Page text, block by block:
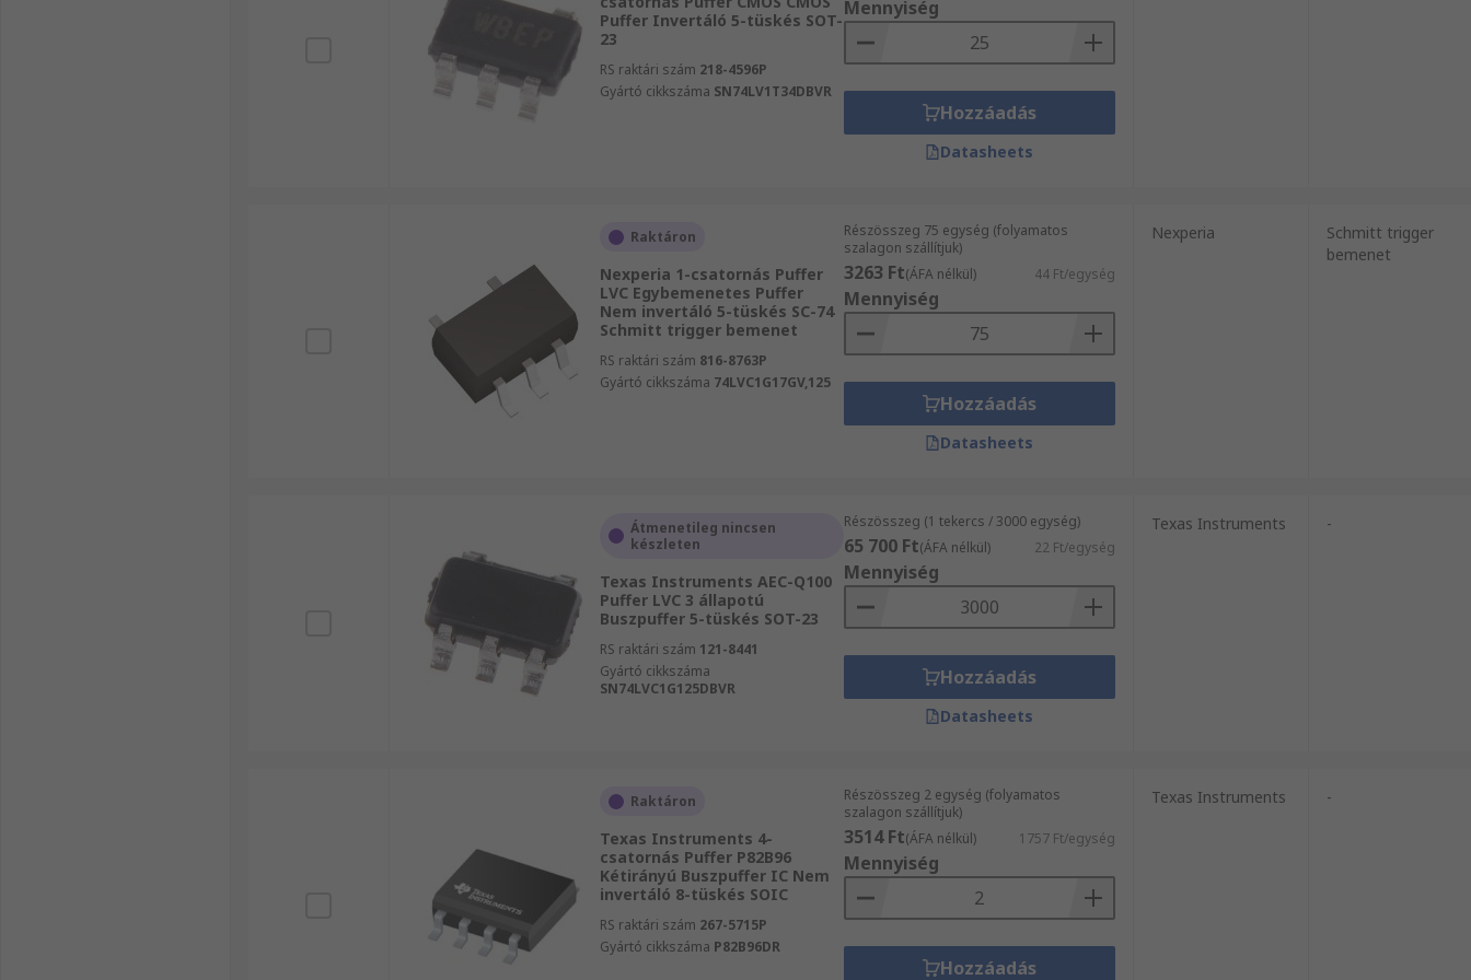
Puffer Invertáló 5-tüskés SOT-
23
RS raktári szám 218-4596P
Gyártó cikkszáma SN74LV1T34DBVR
Mennyiség
Hozzáadás
Datasheets
Raktáron
Nexperia 1-csatornás Puffer
LVC Egybemenetes Puffer
Nem invertáló 5-tüskés SC-74
Schmitt trigger bemenet
RS raktári szám 816-8763P
Gyártó cikkszáma 74LVC1G17GV,125
Részösszeg 75 egység (folyamatos
szalagon szállítjuk)
3263 Ft(ÁFA nélkül) 44 Ft/egység
Mennyiség
Hozzáadás
Datasheets
Nexperia
Schmitt trigger
bemenet
Átmenetileg nincsen
készleten
Texas Instruments AEC-Q100
Puffer LVC 3 állapotú
Buszpuffer 5-tüskés SOT-23
RS raktári szám 121-8441
Gyártó cikkszáma
SN74LVC1G125DBVR
Részösszeg (1 tekercs / 3000 egység)
65 700 Ft(ÁFA nélkül) 22 Ft/egység
Mennyiség
Hozzáadás
Datasheets
Texas Instruments -
Raktáron
Texas Instruments 4-
csatornás Puffer P82B96
Kétirányú Buszpuffer IC Nem
invertáló 8-tüskés SOIC
RS raktári szám 267-5715P
Gyártó cikkszáma P82B96DR
Részösszeg 2 egység (folyamatos
szalagon szállítjuk)
3514 Ft(ÁFA nélkül) 1757 Ft/egység
Mennyiség
Hozzáadás
Texas Instruments -